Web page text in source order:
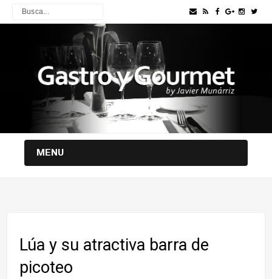
MENU
Lúa y su atractiva barra de
picoteo